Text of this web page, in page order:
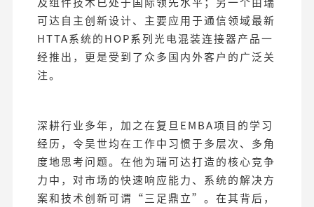
及组件技术已处于国际领先水平；另一个由瑞
可达自主创新设计、主要应用于通信领域最新
HTTA系统的HOP系列光电混装连接器产品一
经推出，更是受到了众多国内外客户的广泛关
注。
深耕行业多年，加之在复旦EMBA项目的学习
经历，令吴世均在工作中习惯于多层次、多角
度地思考问题。在他为瑞可达打造的核心竞争
力中，对市场的快速响应能力、系统的解决方
案和技术创新可谓“三足鼎立”。在其背后，